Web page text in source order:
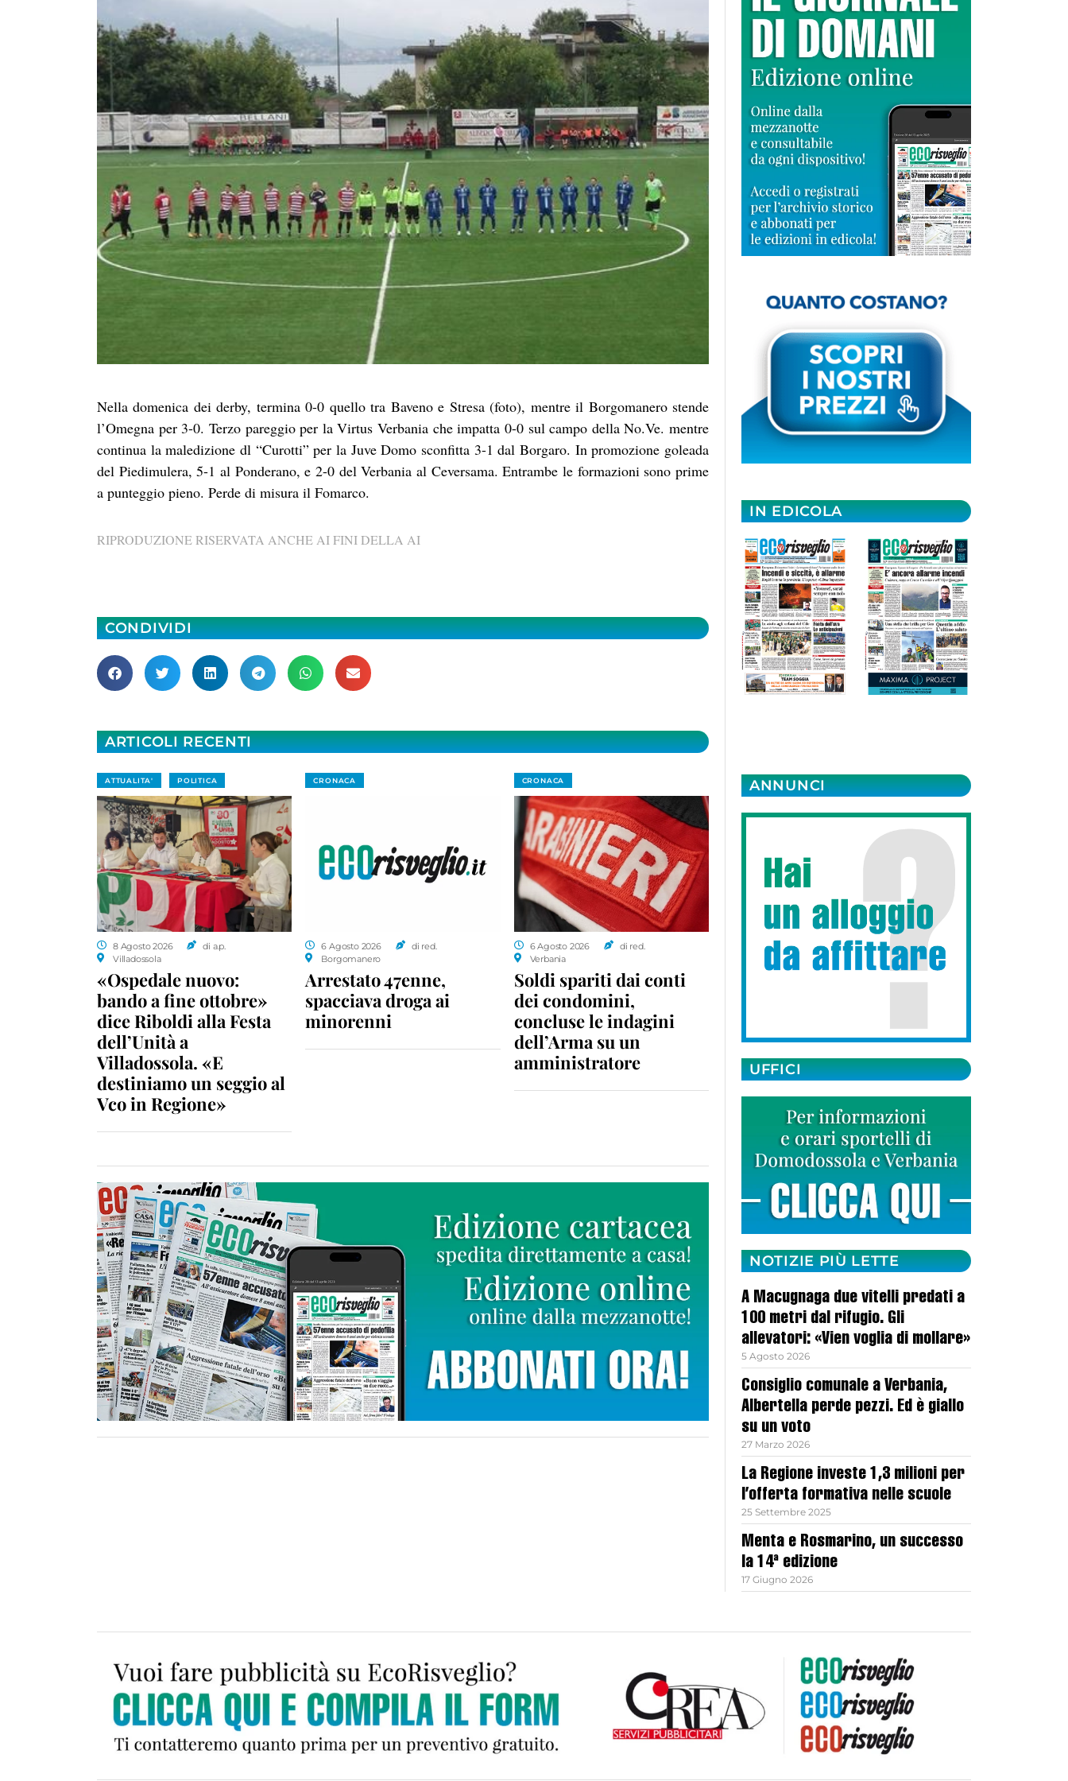
Nella domenica dei derby, termina 0-0 quello tra Baveno e Stresa (foto), mentre il Borgomanero stende
l’Omegna per 3-0. Terzo pareggio per la Virtus Verbania che impatta 0-0 sul campo della No.Ve. mentre
continua la maledizione dl “Curotti” per la Juve Domo sconfitta 3-1 dal Borgaro. In promozione goleada
del Piedimulera, 5-1 al Ponderano, e 2-0 del Verbania al Ceversama. Entrambe le formazioni sono prime
a punteggio pieno. Perde di misura il Fomarco.
RIPRODUZIONE RISERVATA ANCHE AI FINI DELLA AI
CONDIVIDI
ARTICOLI RECENTI
ATTUALITA' POLITICA
8 Agosto 2026
di a.p.
Villadossola
«Ospedale nuovo:
bando a fine ottobre»
dice Riboldi alla Festa
dell’Unità a
Villadossola. «E
destiniamo un seggio al
Vco in Regione»
CRONACA
6 Agosto 2026
di red.
Borgomanero
Arrestato 47enne,
spacciava droga ai
minorenni
CRONACA
6 Agosto 2026
di red.
Verbania
Soldi spariti dai conti
dei condomini,
concluse le indagini
dell’Arma su un
amministratore
IN EDICOLA
ANNUNCI
UFFICI
NOTIZIE PIÙ LETTE
A Macugnaga due vitelli predati a
100 metri dal rifugio. Gli
allevatori: «Vien voglia di mollare»
5 Agosto 2026
Consiglio comunale a Verbania,
Albertella perde pezzi. Ed è giallo
su un voto
27 Marzo 2026
La Regione investe 1,3 milioni per
l’offerta formativa nelle scuole
25 Settembre 2025
Menta e Rosmarino, un successo
la 14ª edizione
17 Giugno 2026